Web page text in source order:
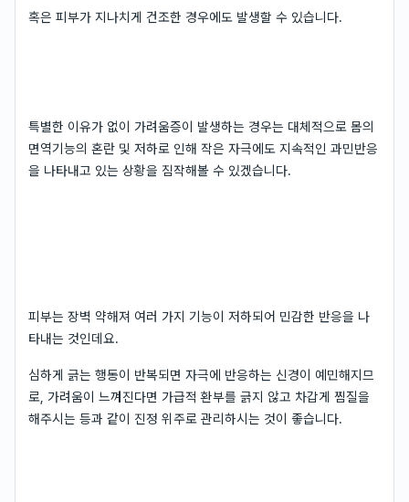
혹은 피부가 지나치게 건조한 경우에도 발생할 수 있습니다.
특별한 이유가 없이 가려움증이 발생하는 경우는 대체적으로 몸의
면역기능의 혼란 및 저하로 인해 작은 자극에도 지속적인 과민반응
을 나타내고 있는 상황을 짐작해볼 수 있겠습니다.
피부는 장벽 약해져 여러 가지 기능이 저하되어 민감한 반응을 나
타내는 것인데요.
심하게 긁는 행동이 반복되면 자극에 반응하는 신경이 예민해지므
로, 가려움이 느껴진다면 가급적 환부를 긁지 않고 차갑게 찜질을
해주시는 등과 같이 진정 위주로 관리하시는 것이 좋습니다.